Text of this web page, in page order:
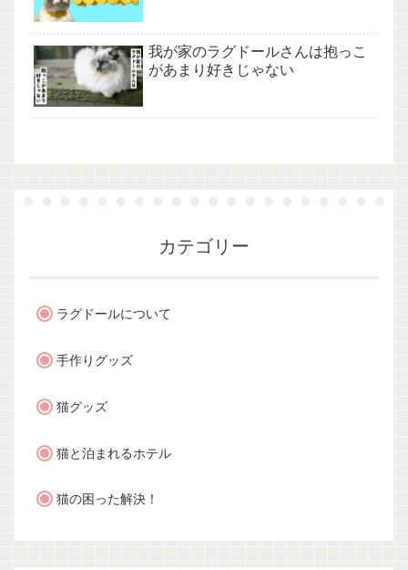
我が家のラグドールさんは抱っこ
があまり好きじゃない
カテゴリー
ラグドールについて
手作りグッズ
猫グッズ
猫と泊まれるホテル
猫の困った解決！